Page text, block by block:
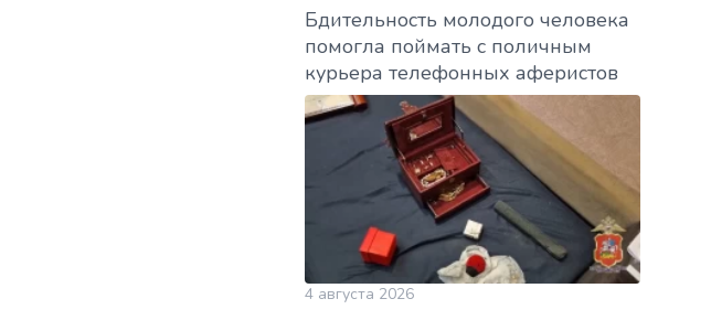
Бдительность молодого человека
помогла поймать с поличным
курьера телефонных аферистов
4 августа 2026